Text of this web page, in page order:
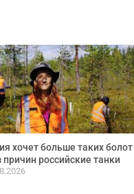
хочет больше таких болот
причин российские танки